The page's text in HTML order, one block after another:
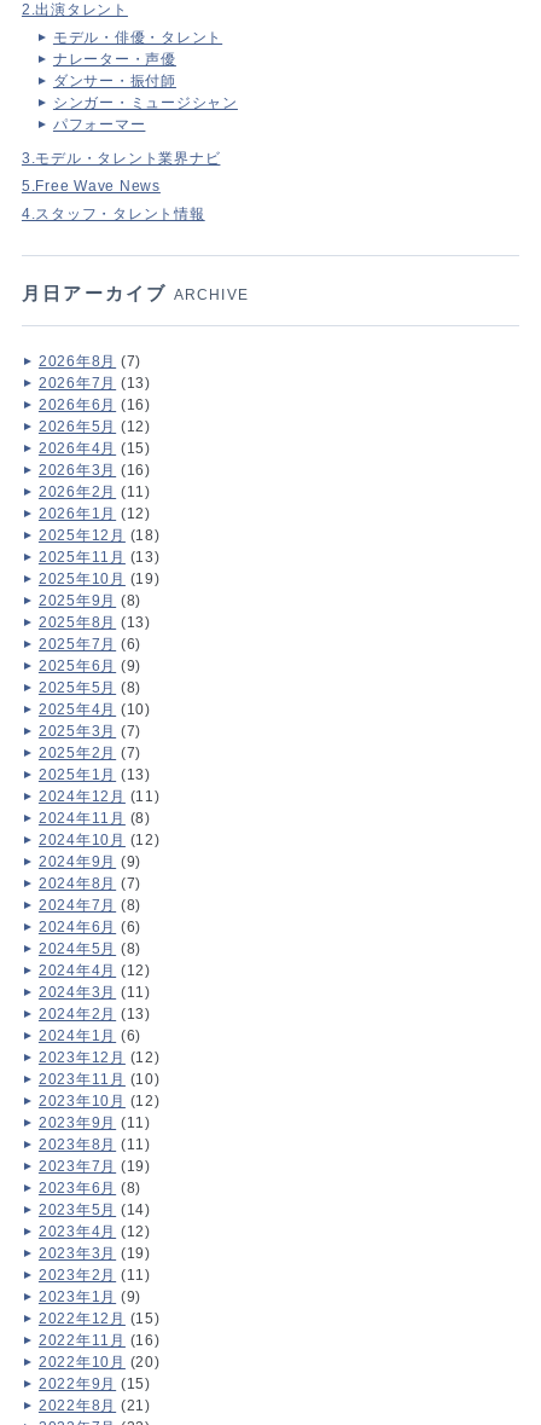
2.出演タレント
モデル・俳優・タレント
ナレーター・声優
ダンサー・振付師
シンガー・ミュージシャン
パフォーマー
3.モデル・タレント業界ナビ
5.Free Wave News
4.スタッフ・タレント情報
月日アーカイブ ARCHIVE
2026年8月 (7)
2026年7月 (13)
2026年6月 (16)
2026年5月 (12)
2026年4月 (15)
2026年3月 (16)
2026年2月 (11)
2026年1月 (12)
2025年12月 (18)
2025年11月 (13)
2025年10月 (19)
2025年9月 (8)
2025年8月 (13)
2025年7月 (6)
2025年6月 (9)
2025年5月 (8)
2025年4月 (10)
2025年3月 (7)
2025年2月 (7)
2025年1月 (13)
2024年12月 (11)
2024年11月 (8)
2024年10月 (12)
2024年9月 (9)
2024年8月 (7)
2024年7月 (8)
2024年6月 (6)
2024年5月 (8)
2024年4月 (12)
2024年3月 (11)
2024年2月 (13)
2024年1月 (6)
2023年12月 (12)
2023年11月 (10)
2023年10月 (12)
2023年9月 (11)
2023年8月 (11)
2023年7月 (19)
2023年6月 (8)
2023年5月 (14)
2023年4月 (12)
2023年3月 (19)
2023年2月 (11)
2023年1月 (9)
2022年12月 (15)
2022年11月 (16)
2022年10月 (20)
2022年9月 (15)
2022年8月 (21)